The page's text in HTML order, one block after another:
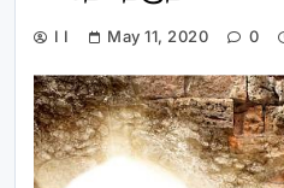
I I May 11, 2020 0